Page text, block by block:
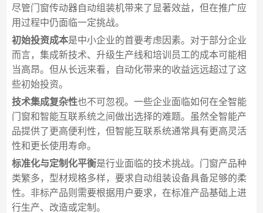
尽管门窗传动器自动组装机带来了显著效益，但在推广应
用过程中仍面临一定挑战。
初始投资成本是中小企业的首要考虑因素。对于部分企业
而言，集成新技术、升级生产线和培训员工的成本可能相
当高昂。但从长远来看，自动化带来的收益远远超过了这
些初始投资。
技术集成复杂性也不可忽视。一些企业面临如何在全智能
门窗和智能互联系统之间做出选择的难题。虽然全智能产
品提供了更高便利性，但智能互联系统通常具有更高灵活
性和更长使用寿命。
标准化与定制化平衡是行业面临的技术挑战。门窗产品种
类繁多，型材规格多样，要求自动组装设备具备足够的柔
性。非标产品则需要根据用户要求，在标准产品基础上进
行生产、改造或定制。